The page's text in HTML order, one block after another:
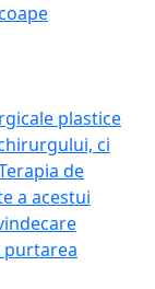
plastice
ci
de
a acestui
purtarea